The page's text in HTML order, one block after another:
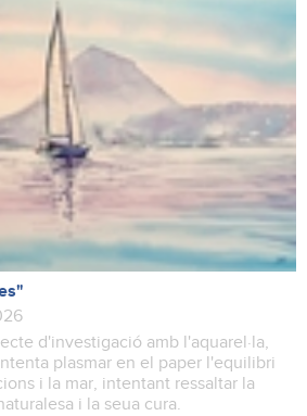
d'investigació amb l'aquarel·la,
plasmar en el paper l'equilibri
i la mar, intentant ressaltar la
i la seua cura.